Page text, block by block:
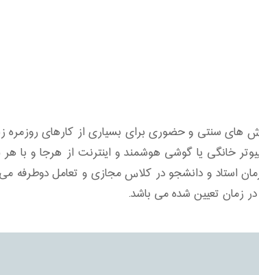
های سنتی و حضوری برای بسیاری از کارهای
خانگی یا گوشی هوشمند و اینترنت از هرجا و
استاد و دانشجو در کلاس مجازی و تعامل
زمان تعیین شده می باشد.